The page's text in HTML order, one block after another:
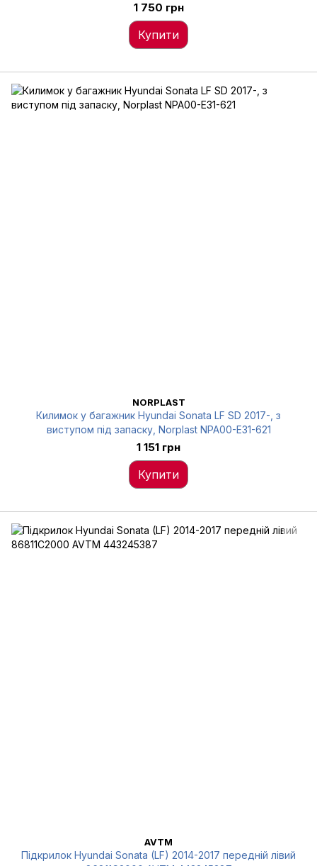
1 750 грн
Купити
NORPLAST
Килимок у багажник Hyundai Sonata LF SD 2017-, з
виступом під запаску, Norplast NPA00-E31-621
1 151 грн
Купити
AVTM
Підкрилок Hyundai Sonata (LF) 2014-2017 передній лівий